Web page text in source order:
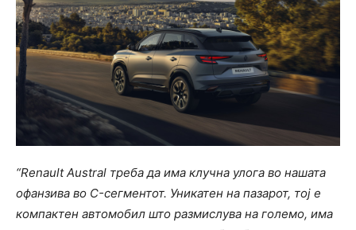
“Renault Austral треба да има клучна улога во нашата
офанзива во C-сегментот. Уникатен на пазарот, тој е
компактен автомобил што размислува на големо, има